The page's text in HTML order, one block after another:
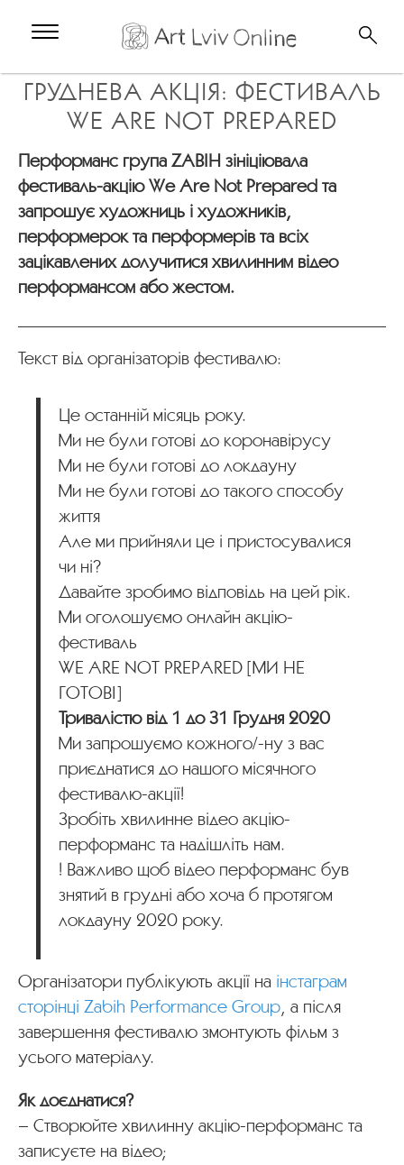
ГРУДНЕВА АКЦІЯ: ФЕСТИВАЛЬ
WE ARE NOT PREPARED
Перформанс група ZABIH зініціювала
фестиваль-акцію We Are Not Prepared та
запрошує художниць і художників,
перформерок та перформерів та всіх
зацікавлених долучитися хвилинним відео
перформансом або жестом.
Текст від організаторів фестивалю:
Це останній місяць року.
Ми не були готові до коронавірусу
Ми не були готові до локдауну
Ми не були готові до такого способу
життя
Але ми прийняли це і пристосувалися
чи ні?
Давайте зробимо відповідь на цей рік.
Ми оголошуємо онлайн акцію-
фестиваль
WE ARE NOT PREPARED [МИ НЕ
ГОТОВІ]
Тривалістю від 1 до 31 Грудня 2020
Ми запрошуємо кожного/-ну з вас
приєднатися до нашого місячного
фестивалю-акції!
Зробіть хвилинне відео акцію-
перформанс та надішліть нам.
! Важливо щоб відео перформанс був
знятий в грудні або хоча б протягом
локдауну 2020 року.
Організатори публікують акції на інстаграм
сторінці Zabih Performance Group , а після
завершення фестивалю змонтують фільм з
усього матеріалу.
Як доєднатися?
– Створюйте хвилинну акцію-перформанс та
записуєте на відео;